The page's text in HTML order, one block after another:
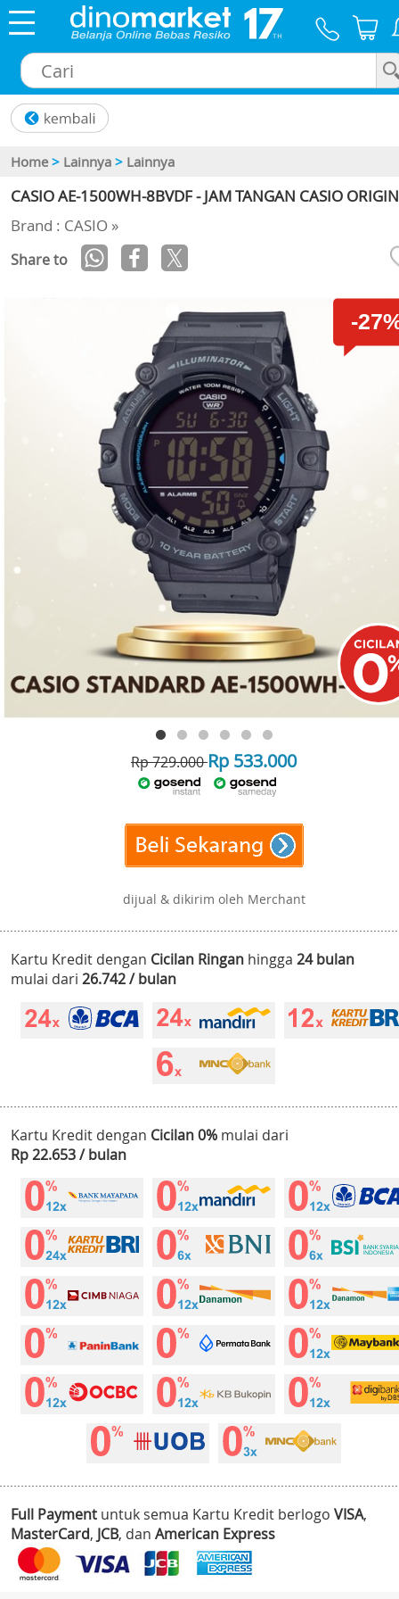
Home > Lainnya > Lainnya
CASIO AE-1500WH-8BVDF - JAM TANGAN CASIO
Brand : CASIO »
Share to
-
Rp 729.000Rp 533.000
dijual & dikirim oleh Merchant
Kartu Kredit dengan Cicilan Ringan hingga 24 bulan
mulai dari 26.742 / bulan
Kartu Kredit dengan Cicilan 0% mulai dari
Rp 22.653 / bulan
Full Payment untuk semua Kartu Kredit berlogo VISA,
MasterCard, JCB, dan American Express